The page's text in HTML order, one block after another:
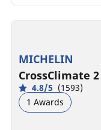
MICHELIN
CrossClimate 2
4.8/5 (1593)
1 Awards